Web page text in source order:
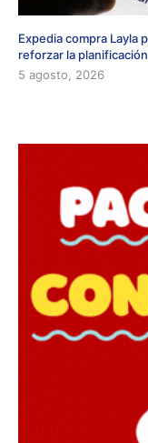
Expedia compra Layla
reforzar la
5 agosto, 2026